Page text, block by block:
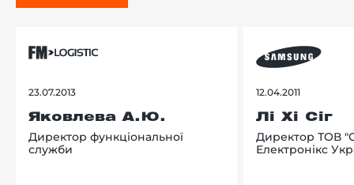
23.07.2013
Яковлева А.Ю.
Директор функціональної
служби
12.04.2011
Лі Хі Сіг
Директор ТОВ
Електронікс